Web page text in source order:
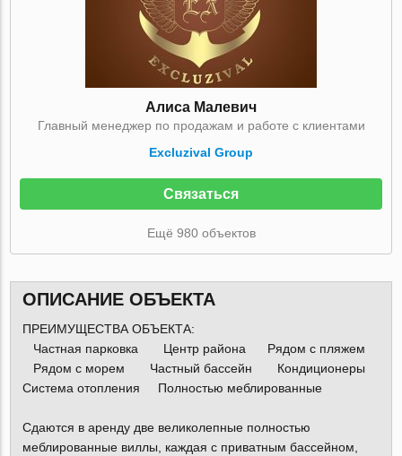
Алиса Малевич
Главный менеджер по продажам и работе с клиентами
Excluzival Group
Связаться
Ещё 980 объектов
ОПИСАНИЕ ОБЪЕКТА
ПРЕИМУЩЕСТВА ОБЪЕКТА:
Частная парковка Центр района Рядом с пляжем
Рядом с морем Частный бассейн Кондиционеры
Система отопления Полностью меблированные
Сдаются в аренду две великолепные полностью
меблированные виллы, каждая с приватным бассейном,